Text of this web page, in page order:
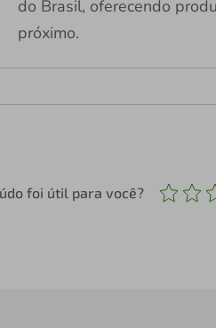
do Brasil, oferecendo
próximo.
foi útil para você?